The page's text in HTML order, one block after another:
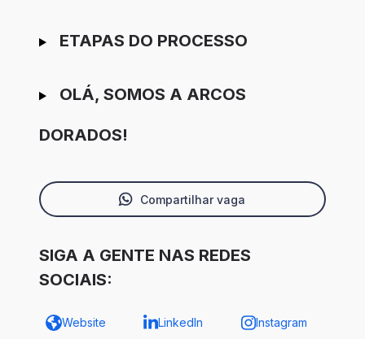
ETAPAS DO PROCESSO
OLÁ, SOMOS A ARCOS
DORADOS!
Compartilhar vaga
SIGA A GENTE NAS REDES
SOCIAIS:
Website LinkedIn Instagram